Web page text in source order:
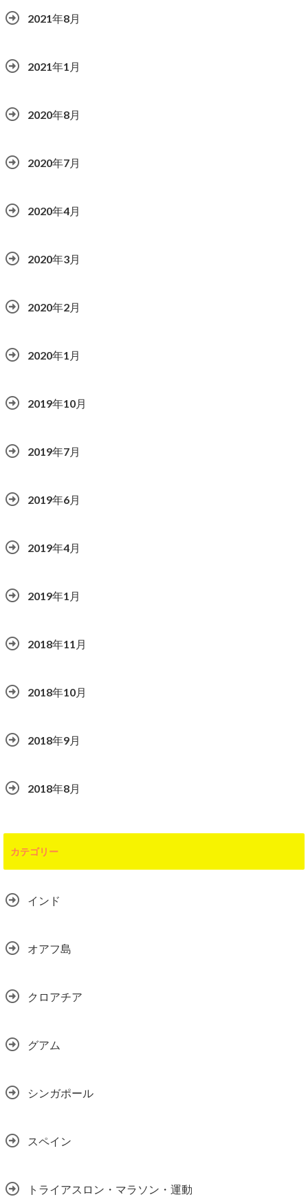
2021年8月
2021年1月
2020年8月
2020年7月
2020年4月
2020年3月
2020年2月
2020年1月
2019年10月
2019年7月
2019年6月
2019年4月
2019年1月
2018年11月
2018年10月
2018年9月
2018年8月
カテゴリー
インド
オアフ島
クロアチア
グアム
シンガポール
スペイン
トライアスロン・マラソン・運動